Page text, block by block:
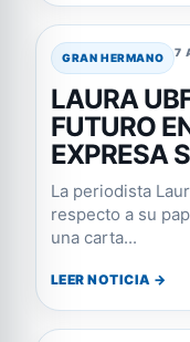
GRAN HERMANO 7
LAURA
FUTURO
EXPRESA
La periodista
respecto a su
una carta...
LEER NOTICIA →